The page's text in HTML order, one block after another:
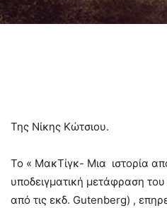
Της Νίκης Κώτσιου.
Το « ΜακΤίγκ- Μια ιστορία
υποδειγματική μετάφραση
από τις εκδ. Gutenberg) ,